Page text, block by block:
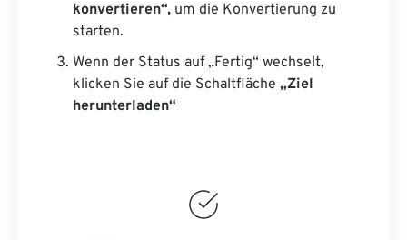
konvertieren“, um die Konvertierung zu
starten.
Wenn der Status auf „Fertig“ wechselt,
klicken Sie auf die Schaltfläche „Ziel
herunterladen“